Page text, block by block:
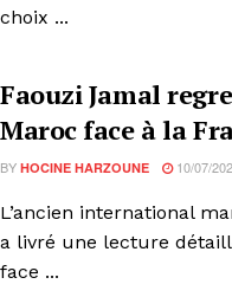
choix ...
Faouzi Jamal
Maroc face à la
BY HOCINE HARZOUNE 10/07/
L’ancien international
a livré une lecture
face ...